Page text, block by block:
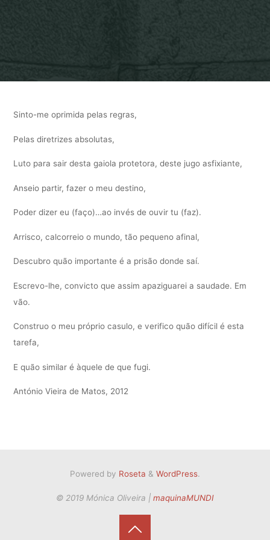
Sinto-me oprimida pelas regras,
Pelas diretrizes absolutas,
Luto para sair desta gaiola protetora, deste jugo asfixiante,
Anseio partir, fazer o meu destino,
Poder dizer eu (faço)…ao invés de ouvir tu (faz).
Arrisco, calcorreio o mundo, tão pequeno afinal,
Descubro quão importante é a prisão donde saí.
Escrevo-lhe, convicto que assim apaziguarei a saudade. Em
vão.
Construo o meu próprio casulo, e verifico quão difícil é esta
tarefa,
E quão similar é àquele de que fugi.
António Vieira de Matos, 2012
Powered by Roseta & WordPress.
© 2019 Mónica Oliveira | maquinaMUNDI